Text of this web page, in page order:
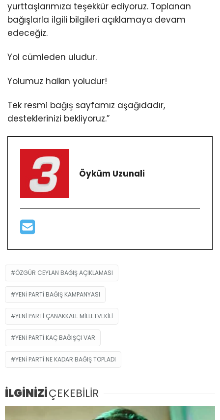
yurttaşlarımıza teşekkür ediyoruz. Toplanan
bağışlarla ilgili bilgileri açıklamaya devam
edeceğiz.
Yol cümleden uludur.
Yolumuz halkın yoludur!
Tek resmi bağış sayfamız aşağıdadır,
desteklerinizi bekliyoruz.”
Öyküm Uzunali
ÖZGÜR CEYLAN BAĞIŞ AÇIKLAMASI
YENI PARTI BAĞIŞ KAMPANYASI
YENI PARTI ÇANAKKALE MILLETVEKILI
YENI PARTI KAÇ BAĞIŞÇI VAR
YENI PARTI NE KADAR BAĞIŞ TOPLADI
İLGİNİZİÇEKEBİLİR